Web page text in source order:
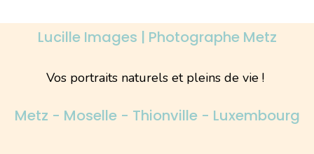
Lucille Images | Photographe Metz
Vos portraits naturels et pleins de vie !
Metz - Moselle - Thionville - Luxembourg